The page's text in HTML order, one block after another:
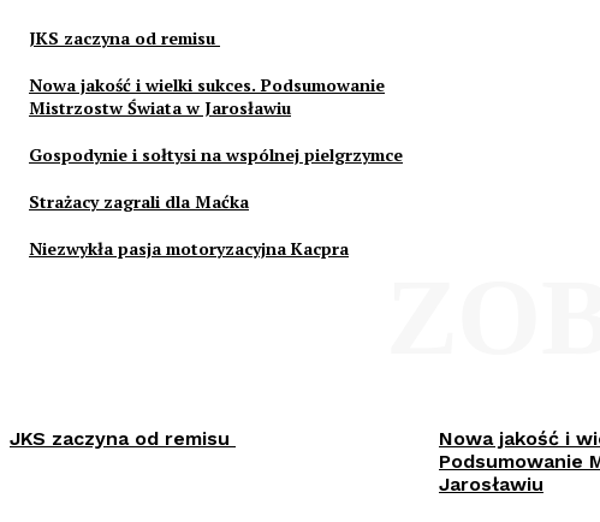
JKS zaczyna od remisu
Nowa jakość i wielki sukces. Podsumowanie
Mistrzostw Świata w Jarosławiu
Gospodynie i sołtysi na wspólnej pielgrzymce
Strażacy zagrali dla Maćka
Niezwykła pasja motoryzacyjna Kacpra
JKS zaczyna od remisu
Nowa jakość i
Podsumowanie
Jarosławiu